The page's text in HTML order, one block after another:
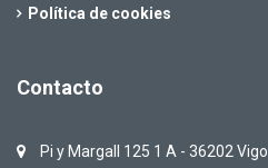
Política de cookies
Contacto
Pi y Margall 125 1 A - 36202 Vigo